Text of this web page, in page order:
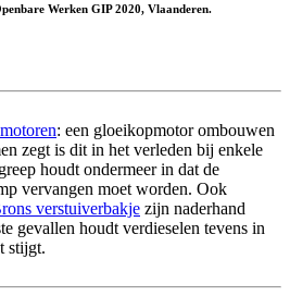
Werken GIP 2020, Vlaanderen.
: een gloeikopmotor ombouwen
zegt is dit in het verleden bij enkele
houdt ondermeer in dat de
vervangen moet worden. Ook
verstuiverbakje zijn naderhand
gevallen houdt verdieselen tevens in
stijgt.